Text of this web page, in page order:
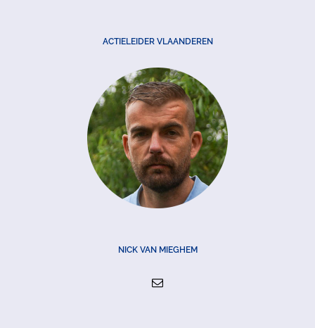
ACTIELEIDER VLAANDEREN
NICK VAN MIEGHEM